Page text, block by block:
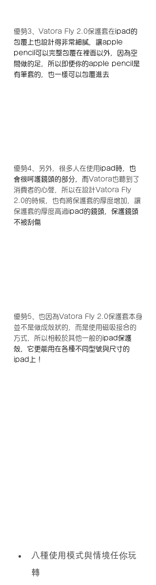
優勢3、Vatora Fly 2.0保護套在ipad的
包覆上也設計得非常細膩，讓apple
pencil可以完整包覆在裡面以外，因為空
間做的足，所以即便你的apple pencil是
有筆套的，也一樣可以包覆進去
優勢4、另外，很多人在使用 ipad時，也
會很呵護鏡頭的部分，而Vatora也聽到了
消費者的心聲，所以在設計Vatora Fly
2.0的時候，也有將保護套的厚度增加，讓
保護套的厚度高過ipad的鏡頭，保護鏡頭
不被刮傷
優勢5、也因為Vatora Fly 2.0保護套本身
並不是做成殼狀的，而是使用磁吸接合的
方式，所以相較於其他一般的ipad保護
殼，它更能用在各種不同型號與尺寸的
ipad上！
八種使用模式與情境任你玩
轉